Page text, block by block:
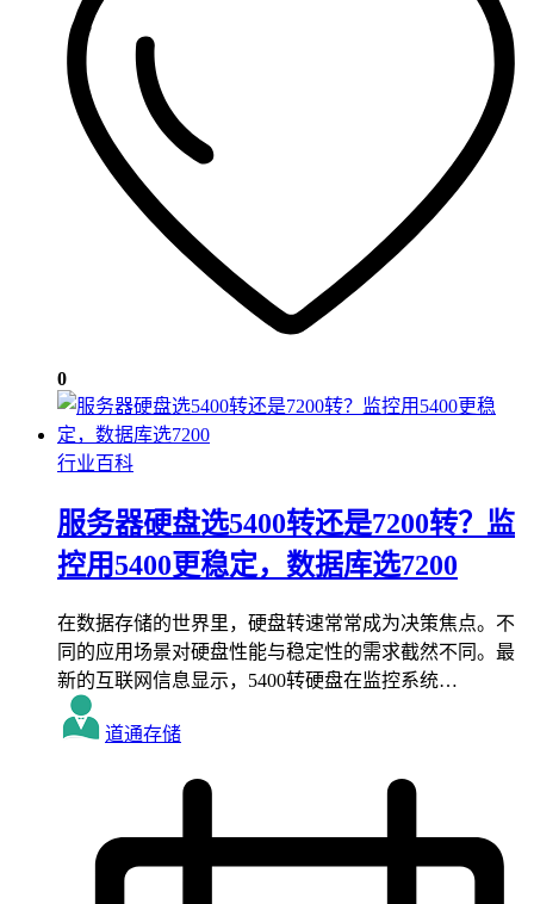
0
行业百科
服务器硬盘选5400转还是7200转？监
控用5400更稳定，数据库选7200
在数据存储的世界里，硬盘转速常常成为决策焦点。不
同的应用场景对硬盘性能与稳定性的需求截然不同。最
新的互联网信息显示，5400转硬盘在监控系统…
道通存储